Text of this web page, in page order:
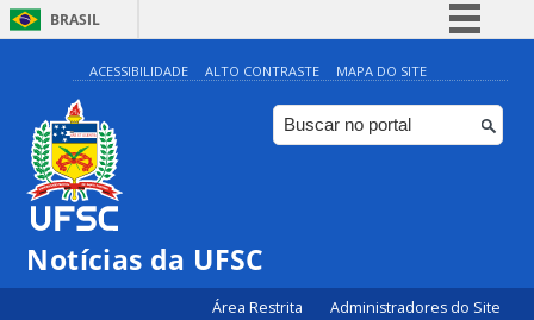
BRASIL
Simplifique!
Comunica BR
Participe
ACESSIBILIDADE ALTO CONTRASTE MAPA DO SITE
Notícias da UFSC
Área Restrita Administradores do Site